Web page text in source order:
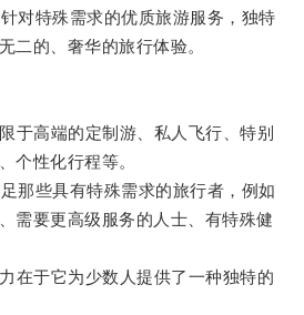
特殊需求的优质旅游服务，独特
二的、奢华的旅行体验。
高端的定制游、私人飞行、特别
个性化行程等。
些具有特殊需求的旅行者，例如
需要更高级服务的人士、有特殊健
于它为少数人提供了一种独特的